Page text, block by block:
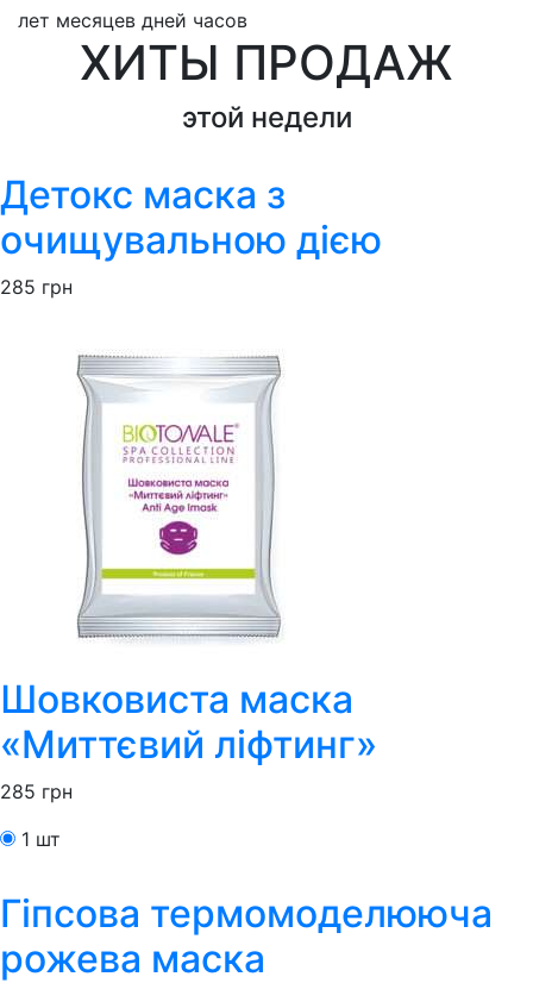
лет месяцев дней часов
ХИТЫ ПРОДАЖ
этой недели
Детокс маска з
очищувальною дією
285 грн
Шовковиста маска
«Миттєвий ліфтинг»
285 грн
1 шт
Гіпсова термомоделююча
рожева маска